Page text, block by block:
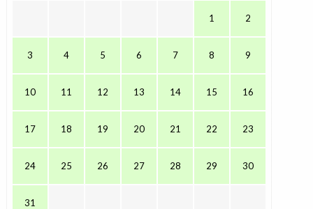
1 2
3 4 5 6 7 8 9
10 11 12 13 14 15 16
17 18 19 20 21 22 23
24 25 26 27 28 29 30
31